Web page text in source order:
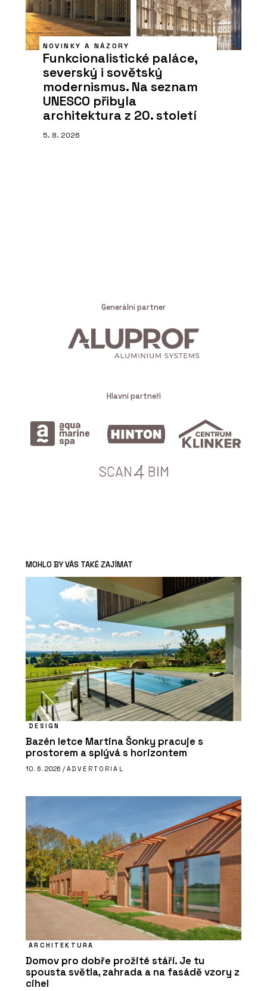
NOVINKY A NÁZORY
Funkcionalistické paláce,
severský i sovětský
modernismus. Na seznam
UNESCO přibyla
architektura z 20. století
5. 8. 2026
Generální partner
Hlavní partneři
MOHLO BY VÁS TAKÉ ZAJÍMAT
DESIGN
Bazén letce Martina Šonky pracuje s
prostorem a splývá s horizontem
10. 6. 2026 / ADVERTORIAL
ARCHITEKTURA
Domov pro dobře prožité stáří. Je tu
spousta světla, zahrada a na fasádě vzory z
cihel